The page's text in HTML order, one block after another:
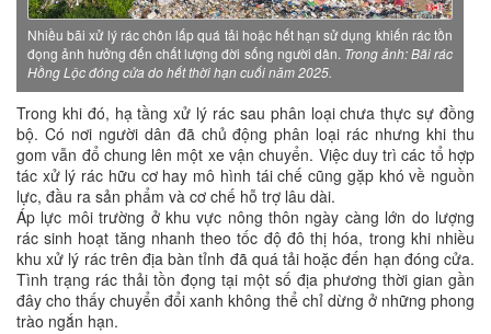
Nhiều bãi xử lý rác chôn lấp quá tải hoặc hết hạn sử dụng khiến rác tồn
đọng ảnh hưởng đến chất lượng đời sống người dân. Trong ảnh: Bãi rác
Hồng Lộc đóng cửa do hết thời hạn cuối năm 2025.
Trong khi đó, hạ tầng xử lý rác sau phân loại chưa thực sự đồng
bộ. Có nơi người dân đã chủ động phân loại rác nhưng khi thu
gom vẫn đổ chung lên một xe vận chuyển. Việc duy trì các tổ hợp
tác xử lý rác hữu cơ hay mô hình tái chế cũng gặp khó về nguồn
lực, đầu ra sản phẩm và cơ chế hỗ trợ lâu dài.
Áp lực môi trường ở khu vực nông thôn ngày càng lớn do lượng
rác sinh hoạt tăng nhanh theo tốc độ đô thị hóa, trong khi nhiều
khu xử lý rác trên địa bàn tỉnh đã quá tải hoặc đến hạn đóng cửa.
Tình trạng rác thải tồn đọng tại một số địa phương thời gian gần
đây cho thấy chuyển đổi xanh không thể chỉ dừng ở những phong
trào ngắn hạn.